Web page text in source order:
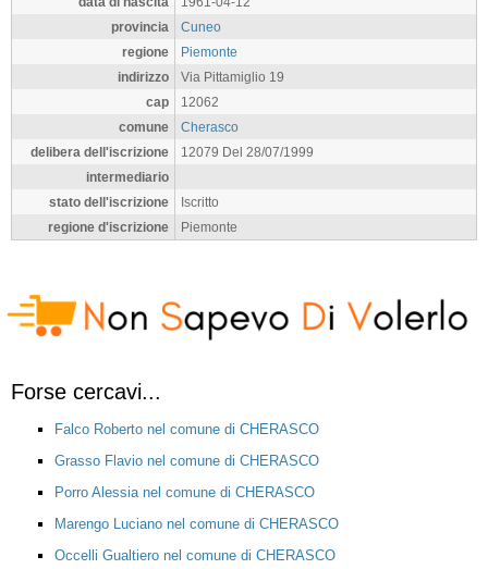
provincia
Cuneo
regione
Piemonte
indirizzo
Via Pittamiglio 19
cap
12062
comune
Cherasco
delibera dell'iscrizione
12079 Del 28/07/1999
intermediario
stato dell'iscrizione
Iscritto
regione d'iscrizione
Piemonte
Forse cercavi...
Falco Roberto nel comune di CHERASCO
Grasso Flavio nel comune di CHERASCO
Porro Alessia nel comune di CHERASCO
Marengo Luciano nel comune di CHERASCO
Occelli Gualtiero nel comune di CHERASCO